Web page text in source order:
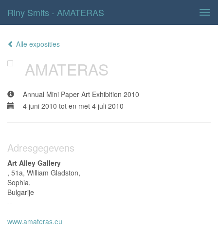
Riny Smits - AMATERAS
Alle exposities
AMATERAS
Annual Mini Paper Art Exhibition 2010
4 juni 2010 tot en met 4 juli 2010
Adresgegevens
Art Alley Gallery
, 51a, William Gladston,
Sophia,
Bulgarije
--
www.amateras.eu